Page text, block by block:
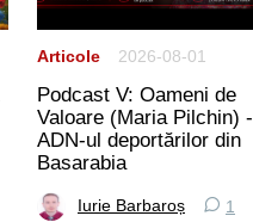
Articole 2026-08-01
Podcast V: Oameni de
Valoare (Maria Pilchin) -
ADN-ul deportărilor din
Basarabia
Iurie Barbaroș 1